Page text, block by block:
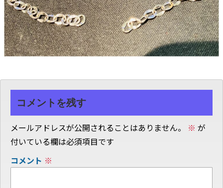
コメントを残す
メールアドレスが公開されることはありません。 ※ が
付いている欄は必須項目です
コメント ※